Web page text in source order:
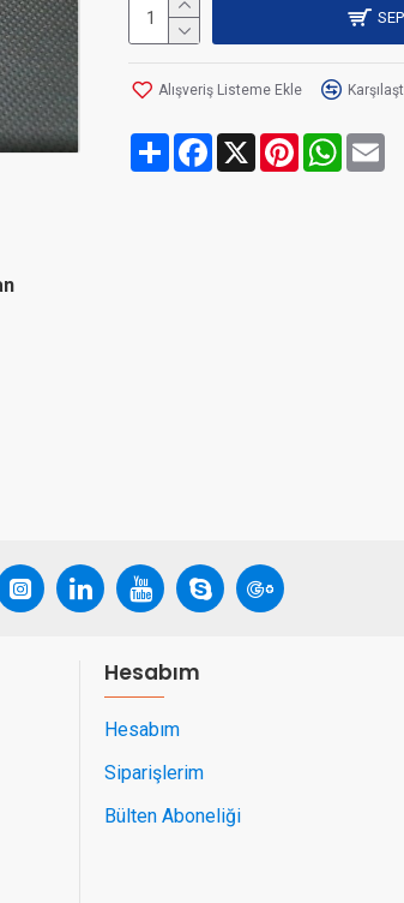
Alışveriş Listeme Ekle
Share Facebook
X Pinterest
Hesabım
Hesabım
Siparişlerim
Bülten Aboneliği